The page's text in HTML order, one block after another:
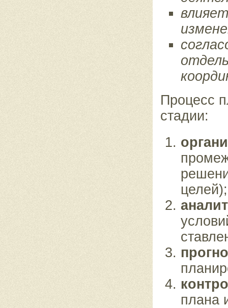
Процесс
стадии:
целей);
плана